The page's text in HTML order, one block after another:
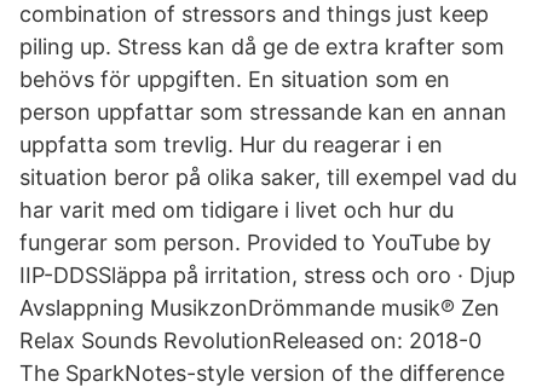
combination of stressors and things just keep
piling up. Stress kan då ge de extra krafter som
behövs för uppgiften. En situation som en
person uppfattar som stressande kan en annan
uppfatta som trevlig. Hur du reagerar i en
situation beror på olika saker, till exempel vad du
har varit med om tidigare i livet och hur du
fungerar som person. Provided to YouTube by
IIP-DDSSläppa på irritation, stress och oro · Djup
Avslappning MusikzonDrömmande musik℗ Zen
Relax Sounds RevolutionReleased on: 2018-0
The SparkNotes-style version of the difference